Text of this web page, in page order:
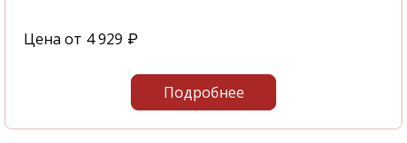
Цена от 4 929 ₽
Подробнее